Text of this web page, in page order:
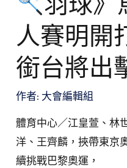
人賽明開
銜台將出
作者: 大會編輯組
體育中心／江皇萱、林
洋、王齊麟，挾帶東京
續挑戰巴黎奧運，
明
打
周
天
成
領
銜
台